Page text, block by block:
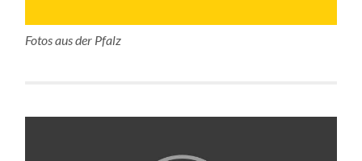
Fotos aus der Pfalz